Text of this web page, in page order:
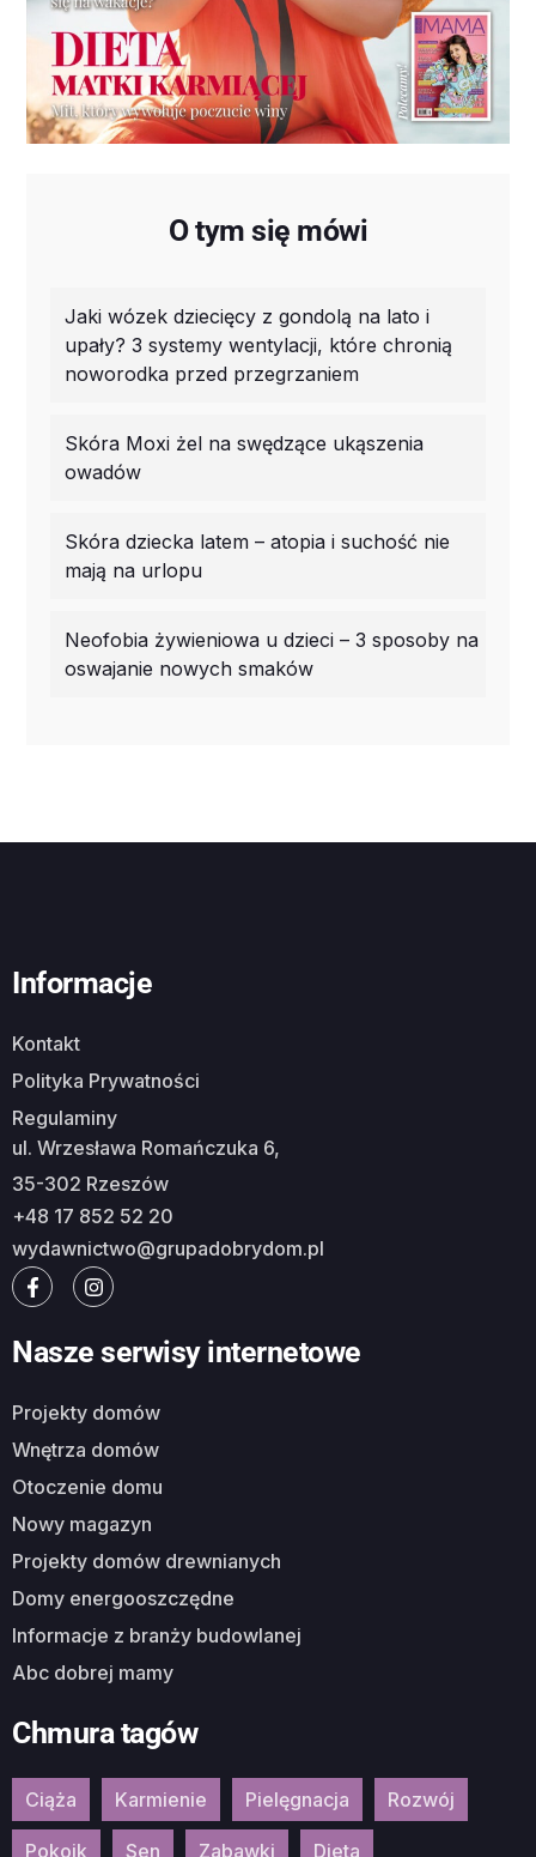
O tym się mówi
Jaki wózek dziecięcy z gondolą na lato i
upały? 3 systemy wentylacji, które chronią
noworodka przed przegrzaniem
Skóra Moxi żel na swędzące ukąszenia
owadów
Skóra dziecka latem – atopia i suchość nie
mają na urlopu
Neofobia żywieniowa u dzieci – 3 sposoby na
oswajanie nowych smaków
Informacje
Kontakt
Polityka Prywatności
Regulaminy
ul. Wrzesława Romańczuka 6,
35-302 Rzeszów
+48 17 852 52 20
wydawnictwo@grupadobrydom.pl
Nasze serwisy internetowe
Projekty domów
Wnętrza domów
Otoczenie domu
Nowy magazyn
Projekty domów drewnianych
Domy energooszczędne
Informacje z branży budowlanej
Abc dobrej mamy
Chmura tagów
Ciąża Karmienie Pielęgnacja Rozwój
Pokoik Sen Zabawki Dieta